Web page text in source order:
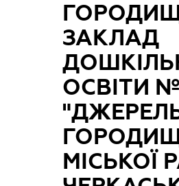
ЗАКЛАД
ОСВІТИ
МІСЬКОЇ